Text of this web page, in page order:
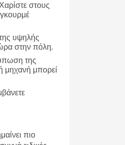
στους
υψηλής
στην πόλη.
της
μηχανή μπορεί
πιο